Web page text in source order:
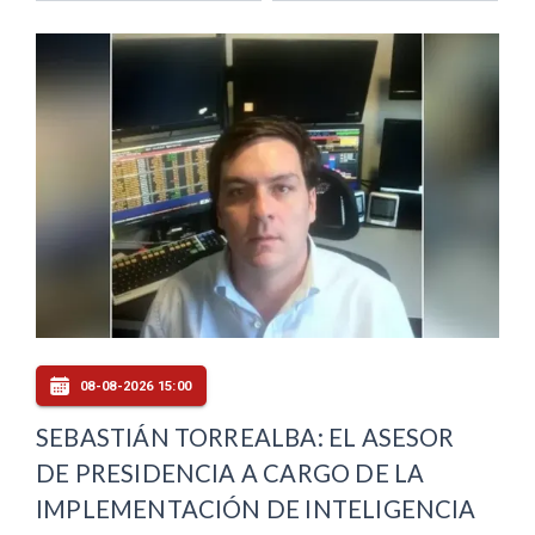
08-08-2026 15:00
SEBASTIÁN TORREALBA: EL ASESOR
DE PRESIDENCIA A CARGO DE LA
IMPLEMENTACIÓN DE INTELIGENCIA